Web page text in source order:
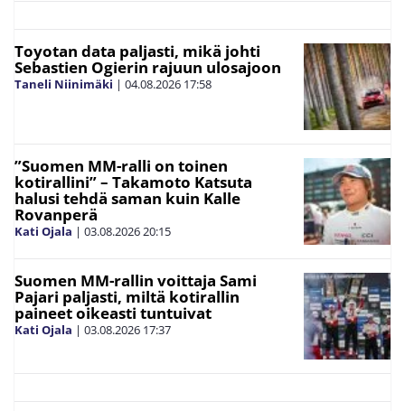
Toyotan data paljasti, mikä johti
Sebastien Ogierin rajuun ulosajoon
Taneli Niinimäki | 04.08.2026 17:58
”Suomen MM-ralli on toinen
kotirallini” – Takamoto Katsuta
halusi tehdä saman kuin Kalle
Rovanperä
Kati Ojala | 03.08.202620:15
Suomen MM-rallin voittaja Sami
Pajari paljasti, miltä kotirallin
paineet oikeasti tuntuivat
Kati Ojala | 03.08.2026 17:37